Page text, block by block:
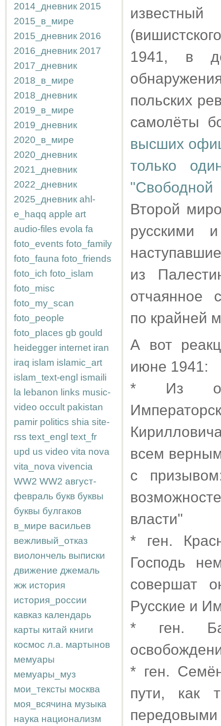
2014_дневник 2015
2015_в_мире
2015_дневник 2016
2016_дневник 2017
2017_дневник
2018_в_мире
2018_дневник
2019_в_мире
2019_дневник
2020_в_мире
2020_дневник
2021_дневник
2022_дневник
2025_дневник ahl-
e_haqq apple art
audio-files evola fa
foto_events foto_family
foto_fauna foto_friends
foto_ich foto_islam
foto_misc
foto_my_scan
foto_people
foto_places gb gould
heidegger internet iran
iraq islam islamic_art
islam_text-engl ismaili
la lebanon links music-
video occult pakistan
pamir politics shia site-
rss text_engl text_fr
upd us video vita nova
vita_nova vivencia
WW2 WW2 август-
февраль букв буквы
буквы булгаков
в_мире васильев
вежливый_отказ
виолончель выписки
движение джемаль
жж история
история_россии
кавказ календарь
карты китай книги
космос л.а. мартынов
мемуары
мемуары_муз
мои_тексты москва
моя_всячина музыка
наука национализм
1941, в
польских
самолёты
высших
только
Второй
русскими
из
отчаянное
по крайней
А вот
июне 1941:
* Из
всем
с
власти"
* ген.
Господь
совершат
Русские и
* ген.
* ген.
пути, как